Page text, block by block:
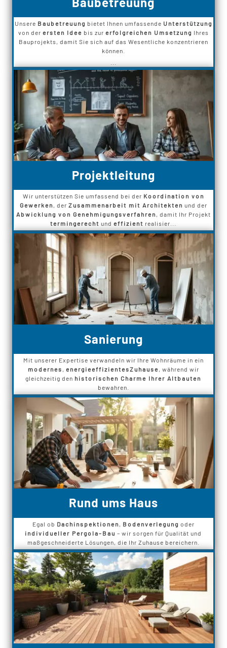
Unsere Baubetreuung bietet Ihnen umfassende Unterstützung
von der ersten Idee bis zur erfolgreichen Umsetzung Ihres
Bauprojekts, damit Sie sich auf das Wesentliche konzentrieren
können.
Projektleitung
Wir unterstützen Sie umfassend bei der Koordination von
Gewerken , der Zusammenarbeit mit Architekten und der
Abwicklung von Genehmigungsverfahren , damit Ihr Projekt
termingerecht undeffizient realisier...
Sanierung
Mit unserer Expertise verwandeln wir Ihre Wohnräume in ein
modernes , energieeffizientesZuhause , während wir
gleichzeitig den historischen Charme Ihrer Altbauten
bewahren.
Rund ums Haus
Egal ob Dachinspektionen Bodenverlegung oder
individueller Pergola-Bau – wir sorgen für Qualität und
maßgeschneiderte Lösungen, die Ihr Zuhause bereichern.